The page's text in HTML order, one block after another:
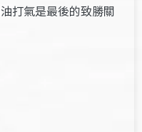
打氣是最後的致勝關